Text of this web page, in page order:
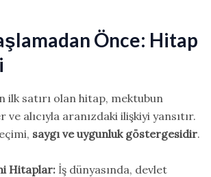
Önce: Hitap
ilk satırı olan hitap, mektubun
alıcıyla aranızdaki ilişkiyi yansıtır.
saygı ve uygunluk göstergesidir.
Hitaplar:İş dünyasında, devlet